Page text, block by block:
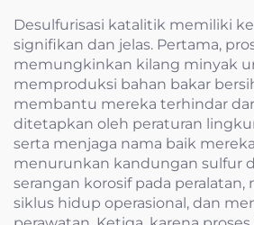
Desulfurisasi katalitik memiliki
signifikan dan jelas. Pertama,
memungkinkan kilang minyak
memproduksi bahan bakar
membantu mereka terhindar
ditetapkan oleh peraturan
serta menjaga nama baik
menurunkan kandungan sulfur
serangan korosif pada
siklus hidup operasional, dan